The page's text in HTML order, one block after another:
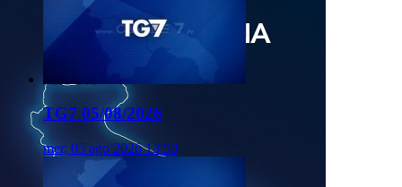
TG7 05/08/2026
mer, 05 ago 2026 13:50